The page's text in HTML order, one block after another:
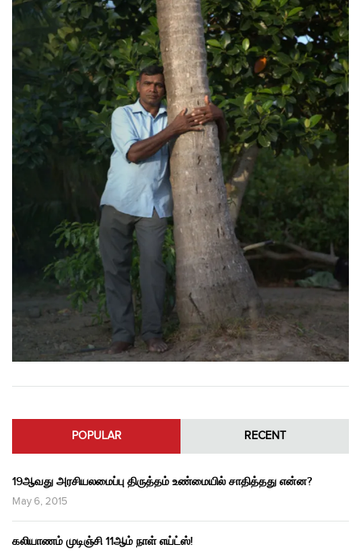
POPULAR RECENT
19ஆவது அரசியலமைப்பு திருத்தம் உண்மையில் சாதித்தது என்ன?
May 6, 2015
கலியாணம் முடிஞ்சி 11ஆம் நாள் எய்ட்ஸ்!